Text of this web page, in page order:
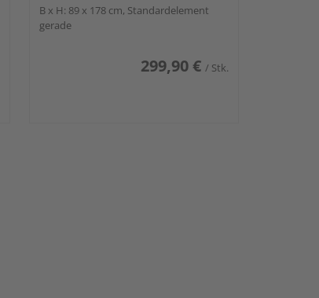
B x H: 89 x 178 cm, Standardelement
gerade
299,90 € / Stk.